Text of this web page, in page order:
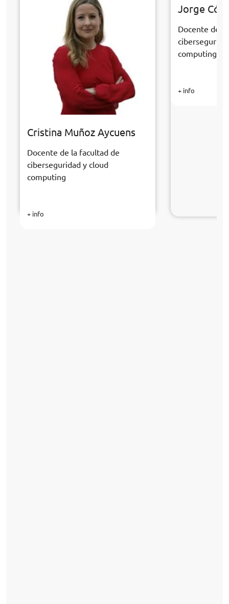
Cristina Muñoz Aycuens
Docente de la facultad de
ciberseguridad y cloud
computing
+ info
Jorge
Docente de
computing
+ info